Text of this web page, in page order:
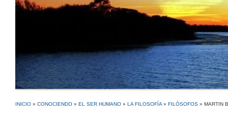
INICIO » CONOCIENDO » EL SER HUMANO » LA FILOSOFÍA » FILÓSOFOS » MARTIN